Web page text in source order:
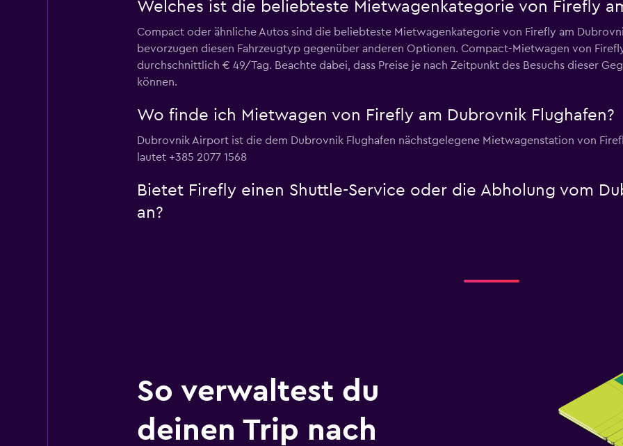
Welches ist die beliebteste Mietwagenkategorie von Firefly
Compact oder ähnliche Autos sind die beliebteste Mietwagenkategorie von Firefly am
bevorzugen diesen Fahrzeugtyp gegenüber anderen Optionen. Compact-Mietwagen von
durchschnittlich € 49/Tag. Beachte dabei, dass Preise je nach Zeitpunkt des Besuchs dieser
können.
Wo finde ich Mietwagen von Firefly am Dubrovnik Flughafen?
Dubrovnik Airport ist die dem Dubrovnik Flughafen nächstgelegene Mietwagenstation von
lautet +385 2077 1568
Bietet Firefly einen Shuttle-Service oder die Abholung vom
an?
So verwaltest du
deinen Trip nach